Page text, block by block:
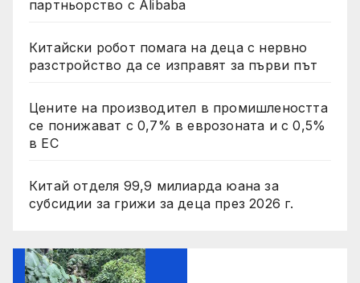
партньорство с Alibaba
Китайски робот помага на деца с нервно
разстройство да се изправят за първи път
Цените на производител в промишлеността
се понижават с 0,7% в еврозоната и с 0,5%
в ЕС
Китай отделя 99,9 милиарда юана за
субсидии за грижи за деца през 2026 г.